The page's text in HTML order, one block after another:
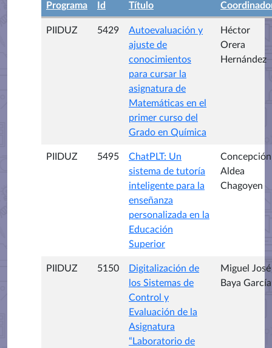
Programa Id Título
PIIDUZ 5429
Autoevaluación y
ajuste de
conocimientos
para cursar la
asignatura de
Matemáticas en el
primer curso del
Grado en Química
Héctor
Orera
Hernández
PIIDUZ 5495
ChatPLT: Un
sistema de tutoría
inteligente para la
enseñanza
personalizada en la
Educación
Superior
Concepción
Aldea
Chagoyen
PIIDUZ 5150
Digitalización de
los Sistemas de
Control y
Evaluación de la
Asignatura
“Laboratorio de
Miguel José
Baya García